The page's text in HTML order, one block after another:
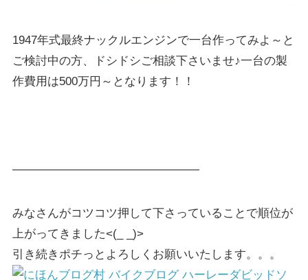
1947年式最終ナックルエンジンで一台作ってみよ～と
ご検討中の方、ドシドシご相談下さいませ♪一台の製
作費用は500万円～となります！！
————————————————
みなさんがコツコツ押して下さっていることで順位が
上がってきました<(_ _)>
引き続きポチっとよろしくお願いいたします。。。